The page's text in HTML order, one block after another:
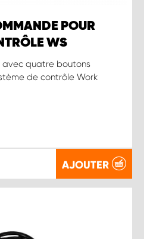
POUR
WS
avec quatre boutons
de contrôle Work
AJOUTER